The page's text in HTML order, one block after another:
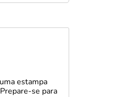
estampa
se para